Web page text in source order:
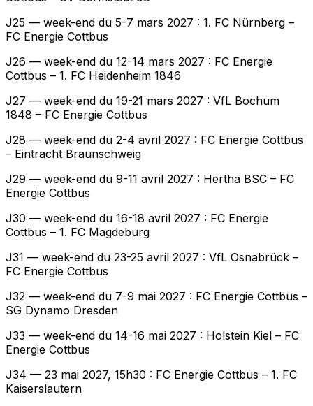
J25 — week-end du 5-7 mars 2027 : 1. FC Nürnberg –
FC Energie Cottbus
J26 — week-end du 12-14 mars 2027 : FC Energie
Cottbus – 1. FC Heidenheim 1846
J27 — week-end du 19-21 mars 2027 : VfL Bochum
1848 – FC Energie Cottbus
J28 — week-end du 2-4 avril 2027 : FC Energie Cottbus
– Eintracht Braunschweig
J29 — week-end du 9-11 avril 2027 : Hertha BSC – FC
Energie Cottbus
J30 — week-end du 16-18 avril 2027 : FC Energie
Cottbus – 1. FC Magdeburg
J31 — week-end du 23-25 avril 2027 : VfL Osnabrück –
FC Energie Cottbus
J32 — week-end du 7-9 mai 2027 : FC Energie Cottbus –
SG Dynamo Dresden
J33 — week-end du 14-16 mai 2027 : Holstein Kiel – FC
Energie Cottbus
J34 — 23 mai 2027, 15h30 : FC Energie Cottbus – 1. FC
Kaiserslautern